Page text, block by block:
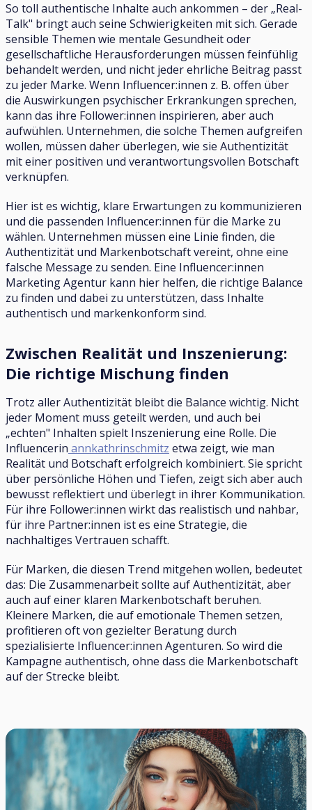
So toll authentische Inhalte auch ankommen – der „Real-
Talk" bringt auch seine Schwierigkeiten mit sich. Gerade
sensible Themen wie mentale Gesundheit oder
gesellschaftliche Herausforderungen müssen feinfühlig
behandelt werden, und nicht jeder ehrliche Beitrag passt
zu jeder Marke. Wenn Influencer:innen z. B. offen über
die Auswirkungen psychischer Erkrankungen sprechen,
kann das ihre Follower:innen inspirieren, aber auch
aufwühlen. Unternehmen, die solche Themen aufgreifen
wollen, müssen daher überlegen, wie sie Authentizität
mit einer positiven und verantwortungsvollen Botschaft
verknüpfen.
Hier ist es wichtig, klare Erwartungen zu kommunizieren
und die passenden Influencer:innen für die Marke zu
wählen. Unternehmen müssen eine Linie finden, die
Authentizität und Markenbotschaft vereint, ohne eine
falsche Message zu senden. Eine Influencer:innen
Marketing Agentur kann hier helfen, die richtige Balance
zu finden und dabei zu unterstützen, dass Inhalte
authentisch und markenkonform sind.
Zwischen Realität und Inszenierung:
Die richtige Mischung finden
Trotz aller Authentizität bleibt die Balance wichtig. Nicht
jeder Moment muss geteilt werden, und auch bei
„echten" Inhalten spielt Inszenierung eine Rolle. Die
Influencerin annkathrinschmitz etwa zeigt, wie man
Realität und Botschaft erfolgreich kombiniert. Sie spricht
über persönliche Höhen und Tiefen, zeigt sich aber auch
bewusst reflektiert und überlegt in ihrer Kommunikation.
Für ihre Follower:innen wirkt das realistisch und nahbar,
für ihre Partner:innen ist es eine Strategie, die
nachhaltiges Vertrauen schafft.
Für Marken, die diesen Trend mitgehen wollen, bedeutet
das: Die Zusammenarbeit sollte auf Authentizität, aber
auch auf einer klaren Markenbotschaft beruhen.
Kleinere Marken, die auf emotionale Themen setzen,
profitieren oft von gezielter Beratung durch
spezialisierte Influencer:innen Agenturen. So wird die
Kampagne authentisch, ohne dass die Markenbotschaft
auf der Strecke bleibt.